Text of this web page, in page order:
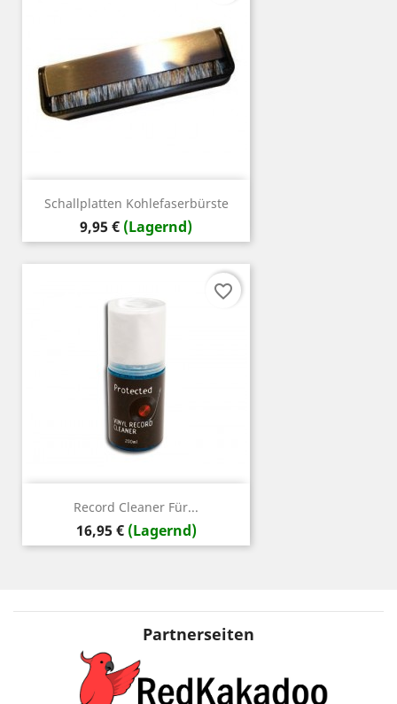
Schallplatten Kohlefaserbürste
Preis
9,95 € (Lagernd)
Record Cleaner Für...
Preis
16,95 € (Lagernd)
favorite_border
Partnerseiten